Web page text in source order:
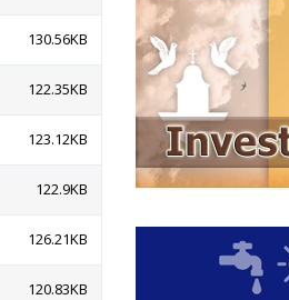
130.56KB
122.35KB
123.12KB
122.9KB
126.21KB
120.83KB